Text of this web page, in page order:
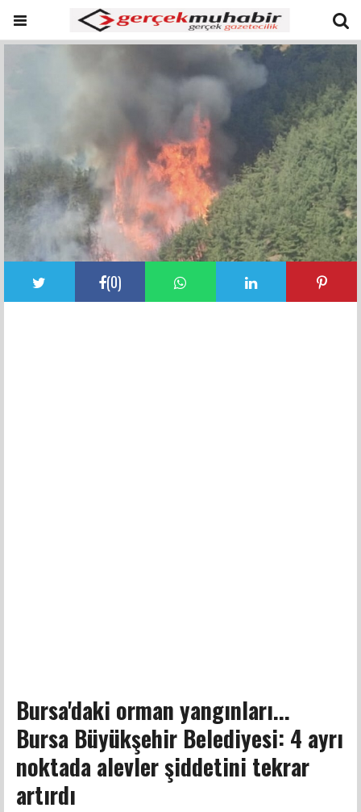
(0)
Bursa'daki orman yangınları...
Bursa Büyükşehir Belediyesi: 4 ayrı
noktada alevler şiddetini tekrar
artırdı